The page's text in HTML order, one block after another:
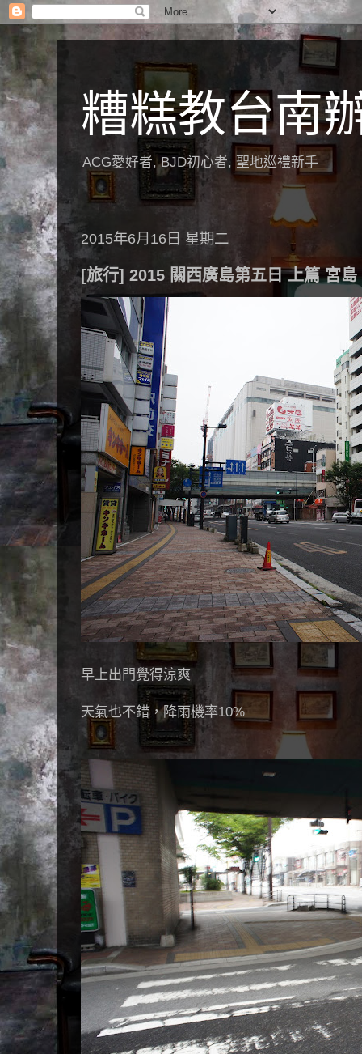
糟糕教台南
ACG愛好者, BJD初心者, 聖地巡禮新手
2015年6月16日 星期二
[旅行] 2015 關西廣島第五日 上篇 宮島
早上出門覺得涼爽
天氣也不錯，降雨機率10%